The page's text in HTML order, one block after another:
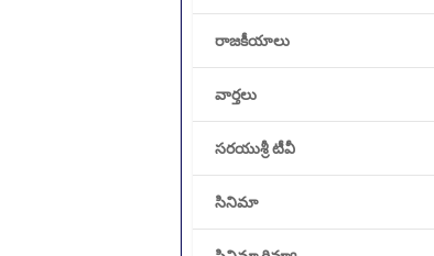
రాజకీయాలు
వార్తలు
సరయుశ్రీ టీవీ
సినిమా